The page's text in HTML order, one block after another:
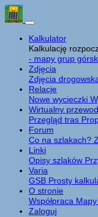
Kalkulator
Kalkulację
- mapy grup
Zdjęcia
Zdjęcia
Relacje
Nowe wycieczki
Wirtualny
Przegląd tras
Forum
Co na szlakach?
Linki
Opisy szlaków
Varia
GSB Prosty
O stronie
Współpraca
Zaloguj